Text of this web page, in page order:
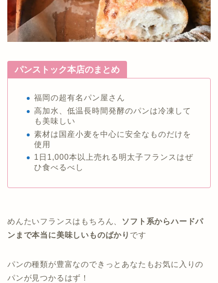
パンストック本店のまとめ
福岡の超有名パン屋さん
高加水、低温長時間発酵のパンは冷凍して
も美味しい
素材は国産小麦を中心に安全なものだけを
使用
1日1,000本以上売れる明太子フランスはぜ
ひ食べるべし
めんたいフランスはもちろん、
ソフト系からハードパ
ンまで本当に美味しいものばかり です
パンの種類が豊富なのできっとあなたもお気に入りの
パンが見つかるはず！